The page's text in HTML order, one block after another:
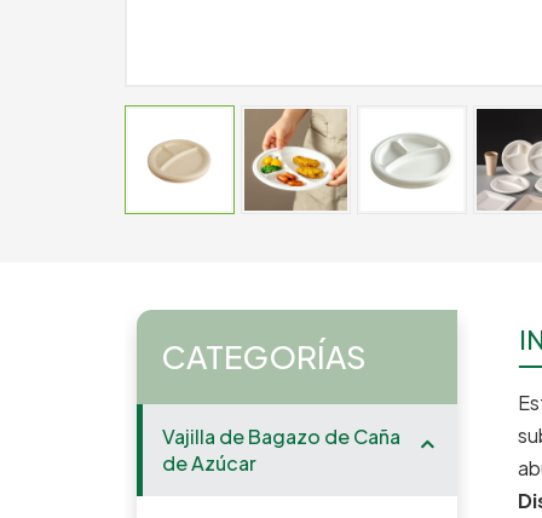
CATEGORÍAS
Vajilla de Bagazo de Caña
de Azúcar